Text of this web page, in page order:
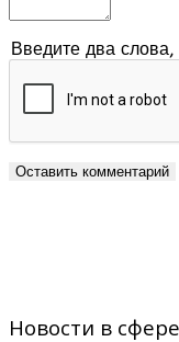
Введите два
Новости в